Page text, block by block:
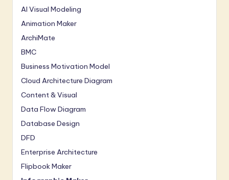
AI Visual Modeling
Animation Maker
ArchiMate
BMC
Business Motivation Model
Cloud Architecture Diagram
Content & Visual
Data Flow Diagram
Database Design
DFD
Enterprise Architecture
Flipbook Maker